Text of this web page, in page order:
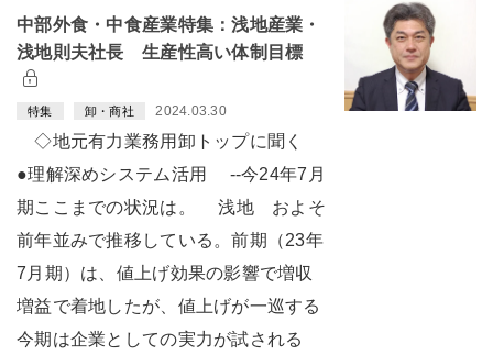
中部外食・中食産業特集：浅地産業・
浅地則夫社長 生産性高い体制目標
特集 卸・商社 2024.03.30
◇地元有力業務用卸トップに聞く
●理解深めシステム活用 --今24年7月
期ここまでの状況は。 浅地 およそ
前年並みで推移している。前期（23年
7月期）は、値上げ効果の影響で増収
増益で着地したが、値上げが一巡する
今期は企業としての実力が試される